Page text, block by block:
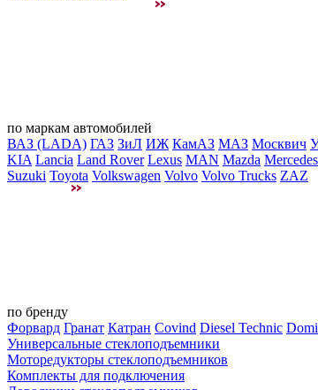
по маркам автомобилей
ВАЗ (LADA) ГАЗ ЗиЛ ИЖ КамАЗ МАЗ Москвич
KIA Lancia Land Rover Lexus MAN Mazda
Suzuki Toyota Volkswagen Volvo Volvo Trucks ZAZ
по бренду
Форвард Гранат Катран Covind Diesel Technic
Универсальные стеклоподъемники
Моторедукторы стеклоподъемников
Комплекты для подключения